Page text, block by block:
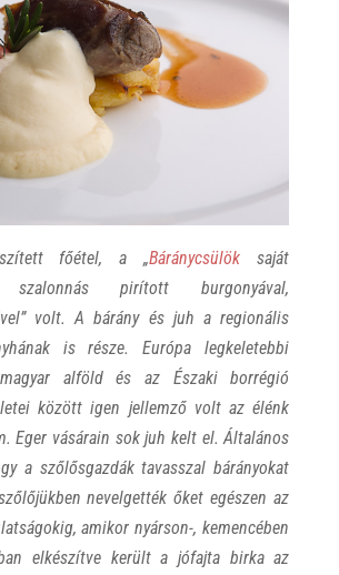
főétel, a „Báránycsülök saját
szalonnás pirított burgonyával,
volt. A bárány és juh a regionális
is része. Európa legkeletebbi
alföld és az Északi borrégió
között igen jellemző volt az élénk
Eger vásárain sok juh kelt el. Általános
a szőlősgazdák tavasszal bárányokat
nevelgették őket egészen az
amikor nyárson-, kemencében
elkészítve került a jófajta birka az